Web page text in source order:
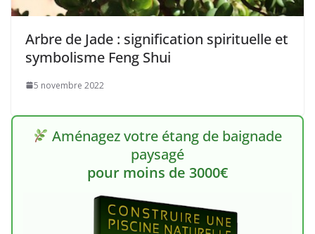
Arbre de Jade : signification spirituelle et
symbolisme Feng Shui
5 novembre 2022
Aménagez votre étang de baignade
paysagé
pour moins de 3000€